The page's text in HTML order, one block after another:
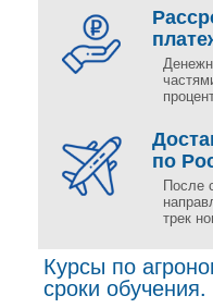
по
После
трек
Курсы по
сроки обучения.